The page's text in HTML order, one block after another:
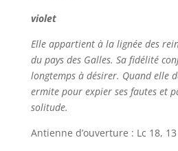
violet
Elle appartient à la lignée des
du pays des Galles. Sa fidélité
longtemps à désirer. Quand elle
ermite pour expier ses fautes et
solitude.
Antienne d’ouverture : Lc 18, 13